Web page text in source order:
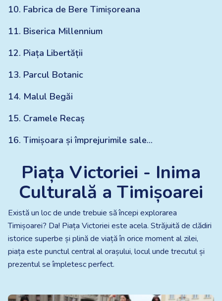
10. Fabrica de Bere Timișoreana
11. Biserica Millennium
12. Piața Libertății
13. Parcul Botanic
14. Malul Begăi
15. Cramele Recaș
16. Timișoara și împrejurimile sale...
Piața Victoriei - Inima
Culturală a Timișoarei
Există un loc de unde trebuie să începi explorarea
Timișoarei? Da! Piața Victoriei este acela. Străjuită de clădiri
istorice superbe și plină de viață în orice moment al zilei,
piața este punctul central al orașului, locul unde trecutul și
prezentul se împletesc perfect.